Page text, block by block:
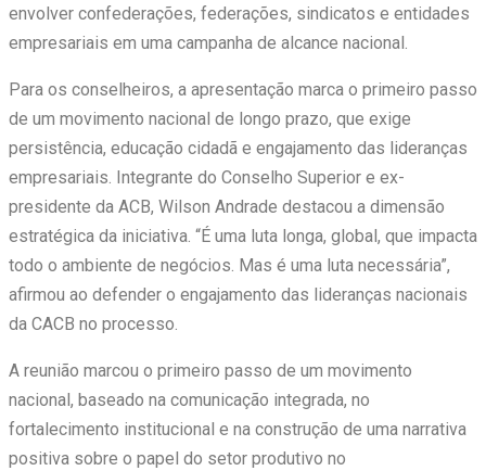
envolver confederações, federações, sindicatos e entidades
empresariais em uma campanha de alcance nacional.
Para os conselheiros, a apresentação marca o primeiro passo
de um movimento nacional de longo prazo, que exige
persistência, educação cidadã e engajamento das lideranças
empresariais. Integrante do Conselho Superior e ex-
presidente da ACB, Wilson Andrade destacou a dimensão
estratégica da iniciativa. “É uma luta longa, global, que impacta
todo o ambiente de negócios. Mas é uma luta necessária”,
afirmou ao defender o engajamento das lideranças nacionais
da CACB no processo.
A reunião marcou o primeiro passo de um movimento
nacional, baseado na comunicação integrada, no
fortalecimento institucional e na construção de uma narrativa
positiva sobre o papel do setor produtivo no